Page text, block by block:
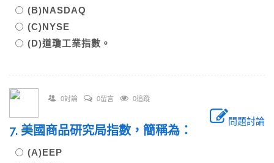
(B)NASDAQ
(C)NYSE
(D)道瓊工業指數。
0討論 0留言 0追蹤
問題討論
7. 美國商品研究局指數，簡稱為：
(A)EEP